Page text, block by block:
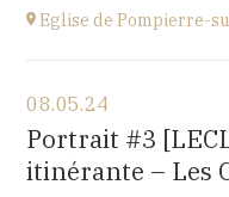
Eglise de Pompierre-
Eglise de Pompierre-
3 chemin de l'église
at20H00
08.05.24
Portrait #3
itinérante – Les